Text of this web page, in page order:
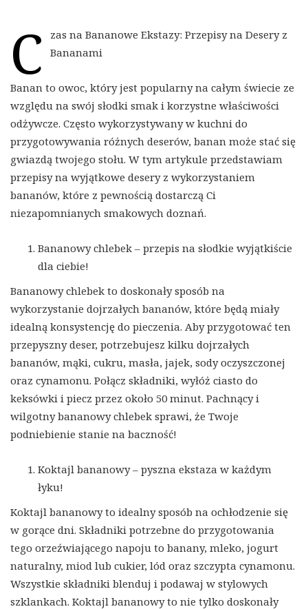
C
zas na Bananowe Ekstazy: Przepisy na Desery z
Bananami
Banan to owoc, który jest popularny na całym świecie ze
względu na swój słodki smak i korzystne właściwości
odżywcze. Często wykorzystywany w kuchni do
przygotowywania różnych deserów, banan może stać się
gwiazdą twojego stołu. W tym artykule przedstawiam
przepisy na wyjątkowe desery z wykorzystaniem
bananów, które z pewnością dostarczą Ci
niezapomnianych smakowych doznań.
Bananowy chlebek – przepis na słodkie wyjątkiście
dla ciebie!
Bananowy chlebek to doskonały sposób na
wykorzystanie dojrzałych bananów, które będą miały
idealną konsystencję do pieczenia. Aby przygotować ten
przepyszny deser, potrzebujesz kilku dojrzałych
bananów, mąki, cukru, masła, jajek, sody oczyszczonej
oraz cynamonu. Połącz składniki, wyłóż ciasto do
keksówki i piecz przez około 50 minut. Pachnący i
wilgotny bananowy chlebek sprawi, że Twoje
podniebienie stanie na baczność!
Koktajl bananowy – pyszna ekstaza w każdym
łyku!
Koktajl bananowy to idealny sposób na ochłodzenie się
w gorące dni. Składniki potrzebne do przygotowania
tego orzeźwiającego napoju to banany, mleko, jogurt
naturalny, miod lub cukier, lód oraz szczypta cynamonu.
Wszystkie składniki blenduj i podawaj w stylowych
szklankach. Koktajl bananowy to nie tylko doskonały